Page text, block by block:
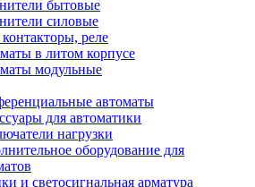
бытовые
силовые
реле
в литом корпусе
модульные
автоматы
для автоматики
нагрузки
оборудование для
и светосигнальная арматура